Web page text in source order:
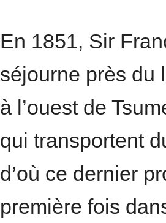
En 1851, Sir
séjourne près du
à l’ouest de
qui transportent
d’où ce dernier
première fois